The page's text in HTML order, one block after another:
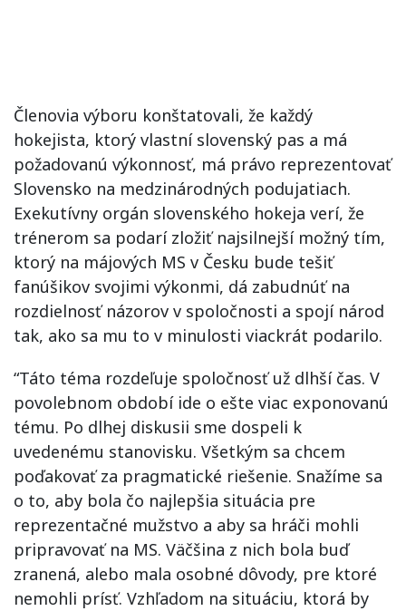
Členovia výboru konštatovali, že každý
hokejista, ktorý vlastní slovenský pas a má
požadovanú výkonnosť, má právo reprezentovať
Slovensko na medzinárodných podujatiach.
Exekutívny orgán slovenského hokeja verí, že
trénerom sa podarí zložiť najsilnejší možný tím,
ktorý na májových MS v Česku bude tešiť
fanúšikov svojimi výkonmi, dá zabudnúť na
rozdielnosť názorov v spoločnosti a spojí národ
tak, ako sa mu to v minulosti viackrát podarilo.
“Táto téma rozdeľuje spoločnosť už dlhší čas. V
povolebnom období ide o ešte viac exponovanú
tému. Po dlhej diskusii sme dospeli k
uvedenému stanovisku. Všetkým sa chcem
poďakovať za pragmatické riešenie. Snažíme sa
o to, aby bola čo najlepšia situácia pre
reprezentačné mužstvo a aby sa hráči mohli
pripravovať na MS. Väčšina z nich bola buď
zranená, alebo mala osobné dôvody, pre ktoré
nemohli prísť. Vzhľadom na situáciu, ktorá by